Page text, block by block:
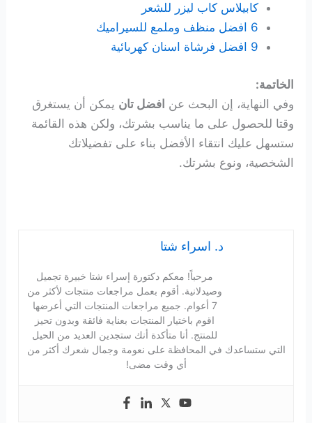
كابيلاس كاب ليزر للشعر
6 افضل منظف وملمع للسيراميك
9 افضل فرشاة اسنان كهربائية
الخاتمة:
وفي النهاية، إن البحث عن افضل تان يمكن أن يستغرق
وقتا للحصول على ما يناسب بشرتك، ولكن هذه القائمة
ستسهل عليك انتقاء الأفضل بناء على تفضيلاتك
الشخصية، ونوع بشرتك.
د. اسراء شتا
مرحباً! معكم دكتورة إسراء شتا خبيرة تجميل
وصيدلانية. أقوم بعمل مراجعات منتجات لأكثر من
7 أعوام. جميع مراجعات المنتجات التي أعرضها
اقوم باختيار المنتجات بعناية فائقة وبدون تحيز
للمنتج. أنا متأكدة أنك ستجدين العديد من الحيل
التي ستساعدك في المحافظة على نعومة وجمال شعرك أكثر من
أي وقت مضى!